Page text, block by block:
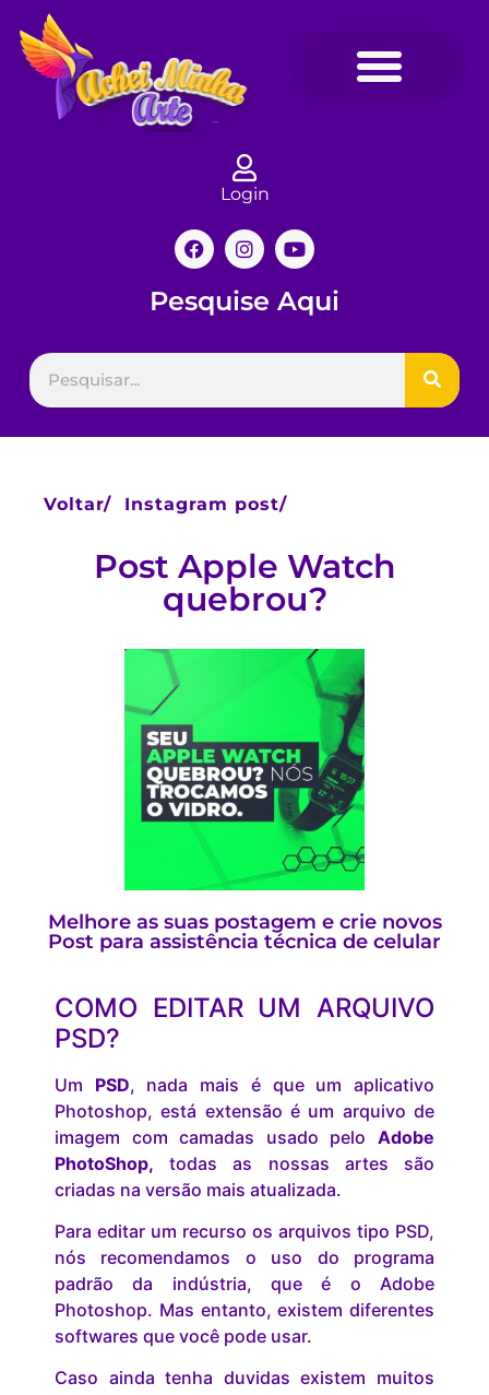
Login
Pesquise Aqui
Voltar/ Instagram post/
Post Apple Watch
quebrou?
Melhore as suas postagem e crie novos
Post para assistência técnica de celular
COMO EDITAR UM ARQUIVO
PSD?
Um PSD, nada mais é que um aplicativo
Photoshop, está extensão é um arquivo de
imagem com camadas usado pelo Adobe
PhotoShop, todas as nossas artes são
criadas na versão mais atualizada.
Para editar um recurso os arquivos tipo PSD,
nós recomendamos o uso do programa
padrão da indústria, que é o Adobe
Photoshop. Mas entanto, existem diferentes
softwares que você pode usar.
Caso ainda tenha duvidas existem muitos